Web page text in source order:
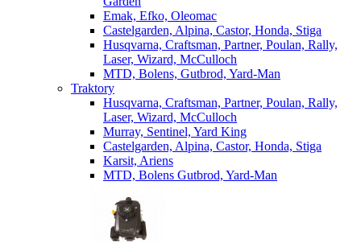
Emak, Efko, Oleomac
Castelgarden, Alpina, Castor, Honda, Stiga
Husqvarna, Craftsman, Partner, Poulan, Rally,
Laser, Wizard, McCulloch
MTD, Bolens, Gutbrod, Yard-Man
Traktory
Husqvarna, Craftsman, Partner, Poulan, Rally,
Laser, Wizard, McCulloch
Murray, Sentinel, Yard King
Castelgarden, Alpina, Castor, Honda, Stiga
Karsit, Ariens
MTD, Bolens Gutbrod, Yard-Man